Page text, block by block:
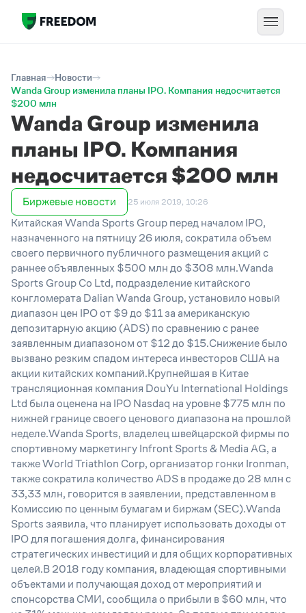
Главная
Новости
Wanda Group изменила планы IPO. Компания недосчитается
$200 млн
Wanda Group изменила
планы IPO. Компания
недосчитается $200 млн
Биржевые новости 25 июля 2019, 10:26
Китайская Wanda Sports Group перед началом IPO,
назначенного на пятницу 26 июля, сократила объем
своего первичного публичного размещения акций с
раннее объявленных $500 млн до $308 млн.Wanda
Sports Group Co Ltd, подразделение китайского
конгломерата Dalian Wanda Group, установило новый
диапазон цен IPO от $9 до $11 за американскую
депозитарную акцию (ADS) по сравнению с ранее
заявленным диапазоном от $12 до $15.Снижение было
вызвано резким спадом интереса инвесторов США на
акции китайских компаний.Крупнейшая в Китае
трансляционная компания DouYu International Holdings
Ltd была оценена на IPO Nasdaq на уровне $775 млн по
нижней границе своего ценового диапазона на прошлой
неделе.Wanda Sports, владелец швейцарской фирмы по
спортивному маркетингу Infront Sports & Media AG, а
также World Triathlon Corp, организатор гонки Ironman,
также сократила количество ADS в продаже до 28 млн с
33,33 млн, говорится в заявлении, представленном в
Комиссию по ценным бумагам и биржам (SEC).Wanda
Sports заявила, что планирует использовать доходы от
IPO для погашения долга, финансирования
стратегических инвестиций и для общих корпоративных
целей.В 2018 году компания, владеющая спортивными
объектами и получающая доход от мероприятий и
спонсорства СМИ, сообщила о прибыли в $60 млн, что